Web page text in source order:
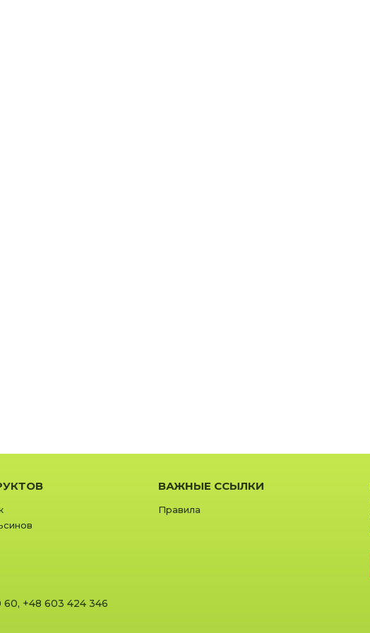
ВАЖНЫЕ ССЫЛКИ
Правила
60, +48 603 424 346